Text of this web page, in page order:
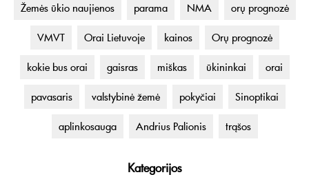
Žemės ūkio naujienos parama NMA orų prognozė
VMVT Orai Lietuvoje kainos Orų prognozė
kokie bus orai gaisras miškas ūkininkai orai
pavasaris valstybinė žemė pokyčiai Sinoptikai
aplinkosauga Andrius Palionis trąšos
Kategorijos